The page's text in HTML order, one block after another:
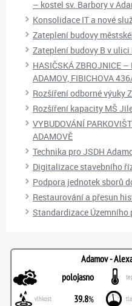
– kostel sv. Barbory v
Konsolidace IT a nové
Zateplení budovy
Zateplení budovy B v ulici
HASIČSKÁ ZBROJNICE –
ADAMOV, FIBICHOVA
Rozšíření odborné výuky
Rozšíření kapacity MŠ
VYBUDOVÁNÍ
ADAMOVĚ
Technika pro JSDH
Digitalizace stavebního
Podpora jednotek sborů
Restaurování a přesun
Standardizace Územního